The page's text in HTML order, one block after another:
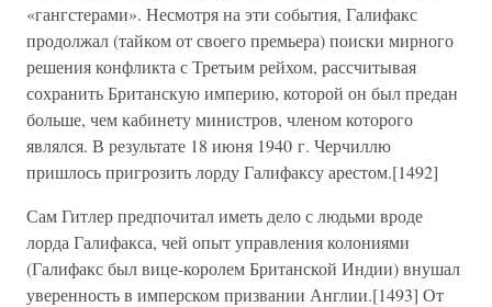
«гангстерами». Несмотря на эти события, Галифакс
продолжал (тайком от своего премьера) поиски мирного
решения конфликта с Третьим рейхом, рассчитывая
сохранить Британскую империю, которой он был предан
больше, чем кабинету министров, членом которого
являлся. В результате 18 июня 1940 г. Черчиллю
пришлось пригрозить лорду Галифаксу арестом.[1492]
Сам Гитлер предпочитал иметь дело с людьми вроде
лорда Галифакса, чей опыт управления колониями
(Галифакс был вице-королем Британской Индии) внушал
уверенность в имперском призвании Англии.[1493] От